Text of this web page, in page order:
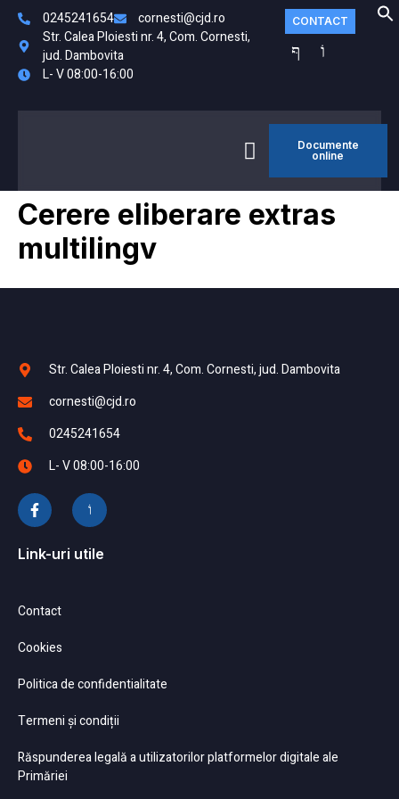
0245241654
cornesti@cjd.ro
Str. Calea Ploiesti nr. 4, Com. Cornesti,
jud. Dambovita
L- V 08:00-16:00
CONTACT
Documente
online
Cerere eliberare extras
multilingv
Str. Calea Ploiesti nr. 4, Com. Cornesti, jud. Dambovita
cornesti@cjd.ro
0245241654
L- V 08:00-16:00
Link-uri utile
Contact
Cookies
Politica de confidentialitate
Termeni și condiții
Răspunderea legală a utilizatorilor platformelor digitale ale
Primăriei